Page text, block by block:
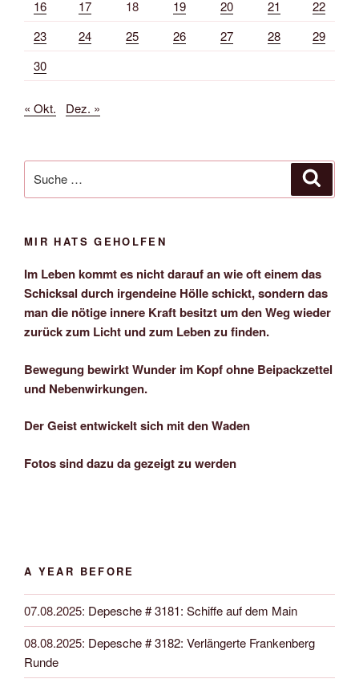
16 17 18 19 20 21
22
23
24 25 26 27 28
29
30
« Okt. Dez. »
nach:
MIR HATS GEHOLFEN
Im Leben kommt es nicht darauf an wie oft einem das
Schicksal durch irgendeine Hölle schickt, sondern das
man die nötige innere Kraft besitzt um den Weg wieder
zurück zum Licht und zum Leben zu finden.
Bewegung bewirkt Wunder im Kopf ohne Beipackzettel
und Nebenwirkungen.
Der Geist entwickelt sich mit den Waden
Fotos sind dazu da gezeigt zu werden
A YEAR BEFORE
07.08.2025: Depesche # 3181: Schiffe auf dem Main
08.08.2025: Depesche # 3182: Verlängerte Frankenberg
Runde